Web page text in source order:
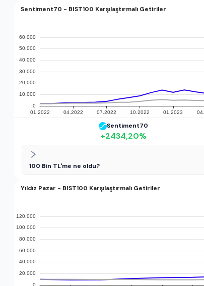
Sentiment70 - BIST100 Karşılaştırmalı Getiriler
Sentiment70
+2434,20%
100 Bin TL'me ne oldu?
Yıldız Pazar - BIST100 Karşılaştırmalı Getiriler